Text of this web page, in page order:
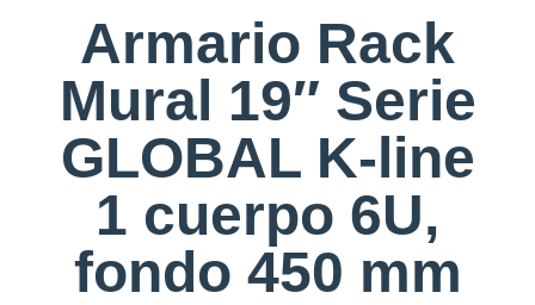
Armario Rack
Mural 19″ Serie
GLOBAL K-line
1 cuerpo 6U,
fondo 450 mm